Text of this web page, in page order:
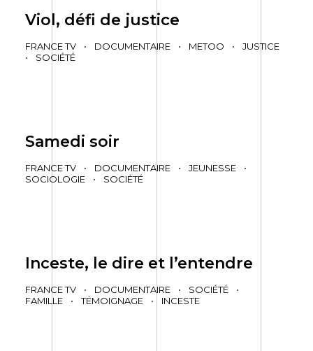
Viol, défi de justice
FRANCE TV • DOCUMENTAIRE • METOO •
JUSTICE
•
SOCIÉTÉ
Samedi soir
FRANCE TV • DOCUMENTAIRE • JEUNESSE
•
SOCIOLOGIE
• SOCIÉTÉ
Inceste, le dire et l’entendre
FRANCE TV • DOCUMENTAIRE • SOCIÉTÉ
•
FAMILLE
• TÉMOIGNAGE • INCESTE